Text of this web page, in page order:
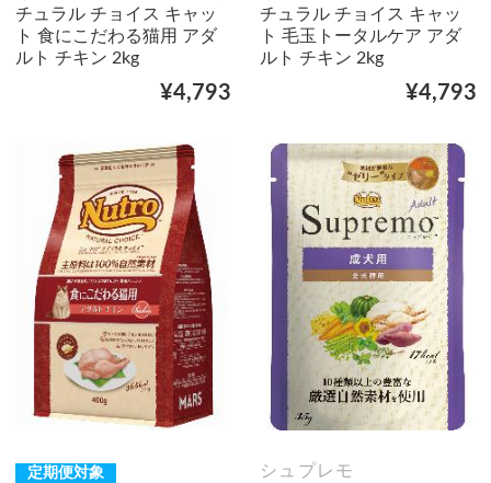
チュラル チョイス キャッ
ト 食にこだわる猫用 アダ
ルト チキン 2kg
¥4,793
チュラル チョイス キャッ
ト 毛玉トータルケア アダ
ルト チキン 2kg
¥4,793
定期便対象
シュプレモ